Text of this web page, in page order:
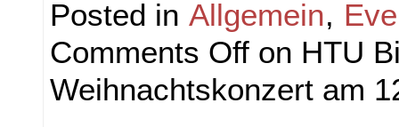
Posted in Allgemein,
Comments Off on HTU
Weihnachtskonzert am